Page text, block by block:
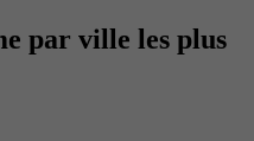
par ville les plus